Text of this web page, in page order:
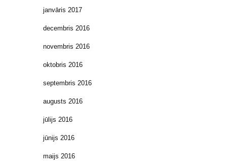
janvāris 2017
decembris 2016
novembris 2016
oktobris 2016
septembris 2016
augusts 2016
jūlijs 2016
jūnijs 2016
maijs 2016